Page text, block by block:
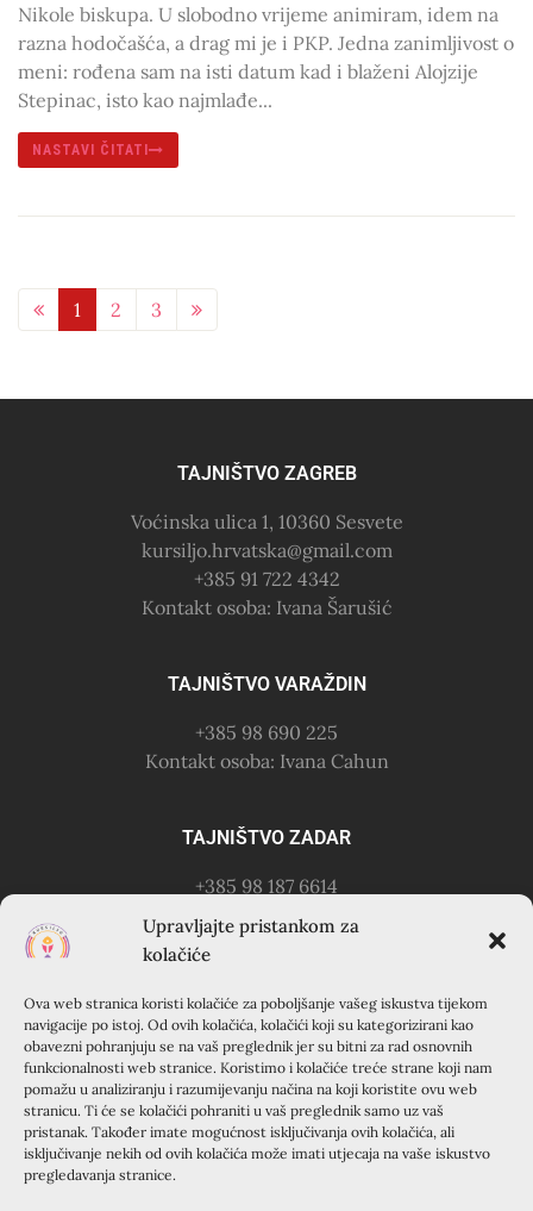
Upravljajte pristankom za
kolačiće
Ova web stranica koristi kolačiće za poboljšanje vašeg iskustva tijekom
navigacije po istoj. Od ovih kolačića, kolačići koji su kategorizirani kao
obavezni pohranjuju se na vaš preglednik jer su bitni za rad osnovnih
funkcionalnosti web stranice. Koristimo i kolačiće treće strane koji nam
pomažu u analiziranju i razumijevanju načina na koji koristite ovu web
stranicu. Ti će se kolačići pohraniti u vaš preglednik samo uz vaš
pristanak. Također imate mogućnost isključivanja ovih kolačića, ali
isključivanje nekih od ovih kolačića može imati utjecaja na vaše iskustvo
pregledavanja stranice.
Nikole biskupa. U slobodno vrijeme animiram, idem na
razna hodočašća, a drag mi je i PKP. Jedna zanimljivost o
meni: rođena sam na isti datum kad i blaženi Alojzije
Stepinac, isto kao najmlađe...
NASTAVI ČITATI
1 2 3
TAJNIŠTVO ZAGREB
Voćinska ulica 1, 10360 Sesvete
kursiljo.hrvatska@gmail.com
+385 91 722 4342
Kontakt osoba: Ivana Šarušić
TAJNIŠTVO VARAŽDIN
+385 98 690 225
Kontakt osoba: Ivana Cahun
TAJNIŠTVO ZADAR
+385 98 187 6614
Kontakt osoba: Ružica Anušić
– zvati utorkom 18-21h
KURSILJO KRAPANJ
KRAPANJ, kuća EMAUS (Franjevački samostan), 22000
Šibenik, Hrvatska
+385 22 351 830